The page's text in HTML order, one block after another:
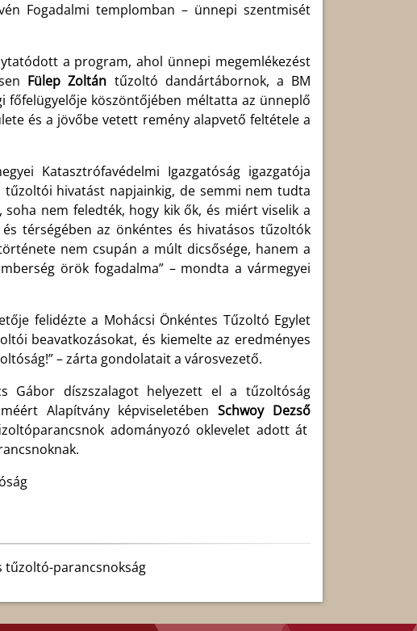
Fogadalmi templomban – ünnepi szentmisét
a program, ahol ünnepi megemlékezést
Fülep Zoltán tűzoltó dandártábornok, a BM
főfelügyelője köszöntőjében méltatta az ünneplő
és a jövőbe vetett remény alapvető feltétele a
Katasztrófavédelmi Igazgatóság igazgatója
hivatást napjainkig, de semmi nem tudta
nem feledték, hogy kik ők, és miért viselik a
térségében az önkéntes és hivatásos tűzoltók
nem csupán a múlt dicsősége, hanem a
örök fogadalma” – mondta a vármegyei
felidézte a Mohácsi Önkéntes Tűzoltó Egylet
beavatkozásokat, és kiemelte az eredményes
– zárta gondolatait a városvezető.
Gábor díszszalagot helyezett el a tűzoltóság
Alapítvány képviseletébenSchwoy Dezső
adományozó oklevelet adott át
tűzoltó-parancsnokság